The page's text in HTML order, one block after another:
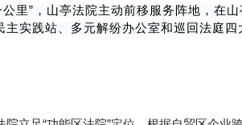
里”，山亭法院主动前移服务阵地，在
实践站、多元解纷办公室和巡回法庭